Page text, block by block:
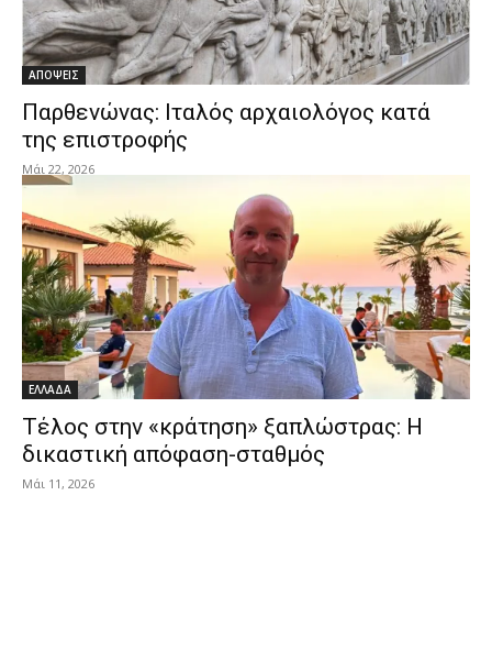
ΑΠΟΨΕΙΣ
Παρθενώνας: Ιταλός αρχαιολόγος κατά
της επιστροφής
Μάι 22, 2026
ΕΛΛΑΔΑ
Τέλος στην «κράτηση» ξαπλώστρας: Η
δικαστική απόφαση-σταθμός
Μάι 11, 2026